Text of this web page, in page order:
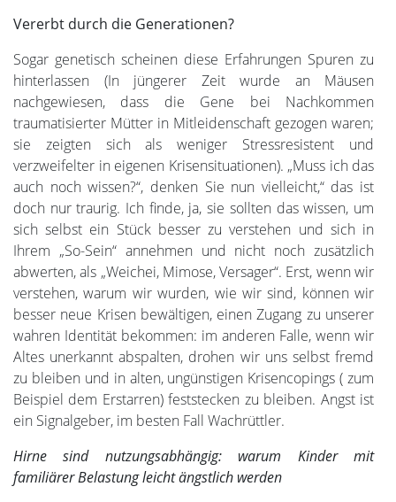
Vererbt durch die Generationen?
Sogar genetisch scheinen diese Erfahrungen Spuren zu
hinterlassen (In jüngerer Zeit wurde an Mäusen
nachgewiesen, dass die Gene bei Nachkommen
traumatisierter Mütter in Mitleidenschaft gezogen waren;
sie zeigten sich als weniger Stressresistent und
verzweifelter in eigenen Krisensituationen). „Muss ich das
auch noch wissen?“, denken Sie nun vielleicht,“ das ist
doch nur traurig. Ich finde, ja, sie sollten das wissen, um
sich selbst ein Stück besser zu verstehen und sich in
Ihrem „So-Sein“ annehmen und nicht noch zusätzlich
abwerten, als „Weichei, Mimose, Versager“. Erst, wenn wir
verstehen, warum wir wurden, wie wir sind, können wir
besser neue Krisen bewältigen, einen Zugang zu unserer
wahren Identität bekommen: im anderen Falle, wenn wir
Altes unerkannt abspalten, drohen wir uns selbst fremd
zu bleiben und in alten, ungünstigen Krisencopings ( zum
Beispiel dem Erstarren) feststecken zu bleiben. Angst ist
ein Signalgeber, im besten Fall Wachrüttler.
Hirne sind nutzungsabhängig: warum Kinder mit
familiärer Belastung leicht ängstlich werden